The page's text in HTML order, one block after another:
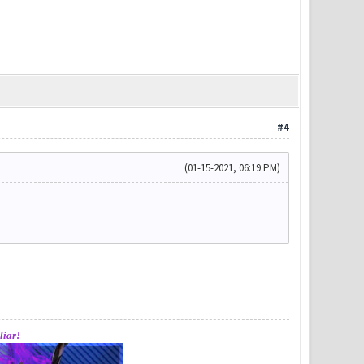
#4
(01-15-2021, 06:19 PM)